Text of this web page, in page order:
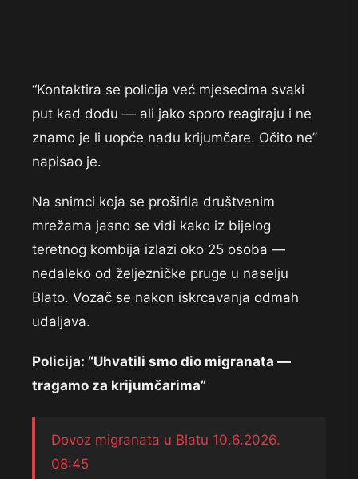
“Kontaktira se policija već mjesecima svaki
put kad dođu — ali jako sporo reagiraju i ne
znamo je li uopće nađu krijumčare. Očito ne”
napisao je.
Na snimci koja se proširila društvenim
mrežama jasno se vidi kako iz bijelog
teretnog kombija izlazi oko 25 osoba —
nedaleko od željezničke pruge u naselju
Blato. Vozač se nakon iskrcavanja odmah
udaljava.
Policija: “Uhvatili smo dio migranata —
tragamo za krijumčarima”
Dovoz migranata u Blatu 10.6.2026.
08:45